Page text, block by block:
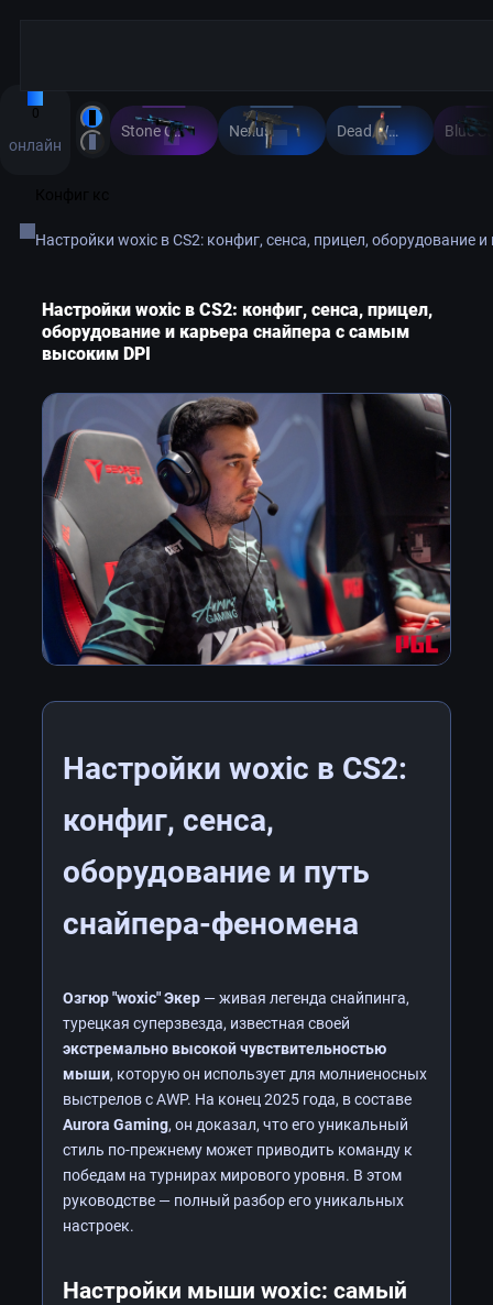
0
онлайн
Stone Cold Nexus Dead Weight
Настройки woxic в CS2: конфиг, сенса, прицел, оборудование
Настройки woxic в CS2: конфиг, сенса, прицел,
оборудование и карьера снайпера с самым
высоким DPI
Настройки woxic в CS2:
конфиг, сенса,
оборудование и путь
снайпера-феномена
Озгюр "woxic" Экер — живая легенда снайпинга,
турецкая суперзвезда, известная своей
экстремально высокой чувствительностью
мыши, которую он использует для молниеносных
выстрелов с AWP. На конец 2025 года, в составе
Aurora Gaming, он доказал, что его уникальный
стиль по-прежнему может приводить команду к
победам на турнирах мирового уровня. В этом
руководстве — полный разбор его уникальных
настроек.
Настройки мыши woxic: самый